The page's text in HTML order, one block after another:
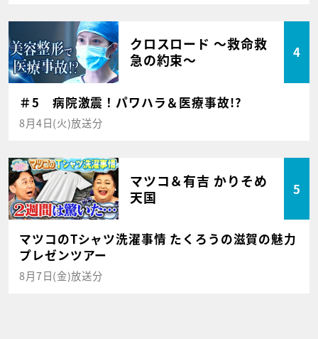
クロスロード ～救命救
急の約束～
4
＃5 病院激震！パワハラ＆医療事故!?
8月4日(火)放送分
マツコ＆有吉 かりそめ
天国
5
マツコのTシャツ洗濯事情 たくろうの滋賀の魅力
プレゼンツアー
8月7日(金)放送分